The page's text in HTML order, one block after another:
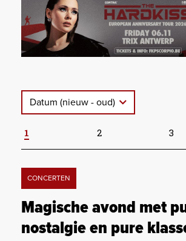
Datum (nieuw - oud)
1 2 3
CONCERTEN
Magische avond met
nostalgie en pure